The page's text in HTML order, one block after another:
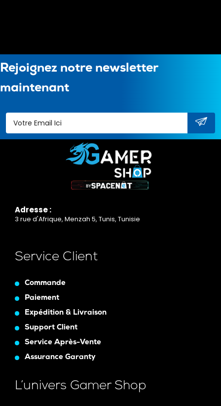
Rejoignez notre newsletter
maintenant
Adresse :
3 rue d'Afrique, Menzah 5, Tunis, Tunisie
Service Client
Commande
Paiement
Expédition & Livraison
Support Client
Service Après-Vente
Assurance Garanty
L’univers Gamer Shop